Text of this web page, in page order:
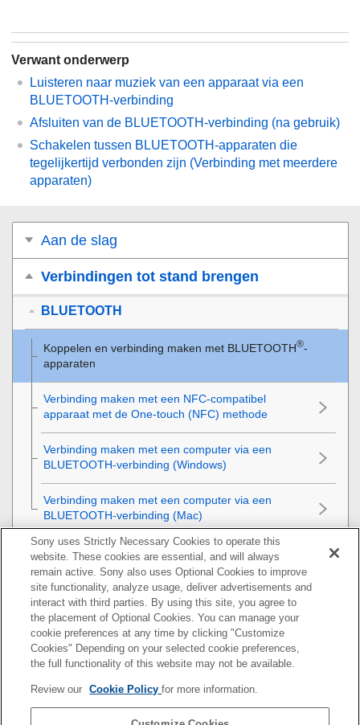
Verwant onderwerp
Luisteren naar muziek van een apparaat via een
BLUETOOTH-verbinding
Afsluiten van de BLUETOOTH-verbinding (na gebruik)
Schakelen tussen BLUETOOTH-apparaten die
tegelijkertijd verbonden zijn (Verbinding met meerdere
apparaten)
Aan de slag
Verbindingen tot stand brengen
BLUETOOTH
Koppelen en verbinding maken met BLUETOOTH®-
apparaten
Verbinding maken met een NFC-compatibel
apparaat met de One-touch (NFC) methode
Verbinding maken met een computer via een
BLUETOOTH-verbinding (Windows)
Verbinding maken met een computer via een
BLUETOOTH-verbinding (Mac)
Luisteren naar muziek
Telefoongesprekken
"Sony | Music Center" gebruiken
"Fiestable" gebruiken
De functie stemassistent gebruiken
Sony uses Strictly Necessary Cookies to operate this
website. These cookies are essential, and will always
remain active. Sony also uses Optional Cookies to improve
site functionality, analyze usage, deliver advertisements and
interact with third parties. By using this site, you agree to
the placement of Optional Cookies. You can manage your
cookie preferences at any time by clicking "Customize
Cookies" Depending on your selected cookie preferences,
the full functionality of this website may not be available.
Review our Cookie Policyfor more information.